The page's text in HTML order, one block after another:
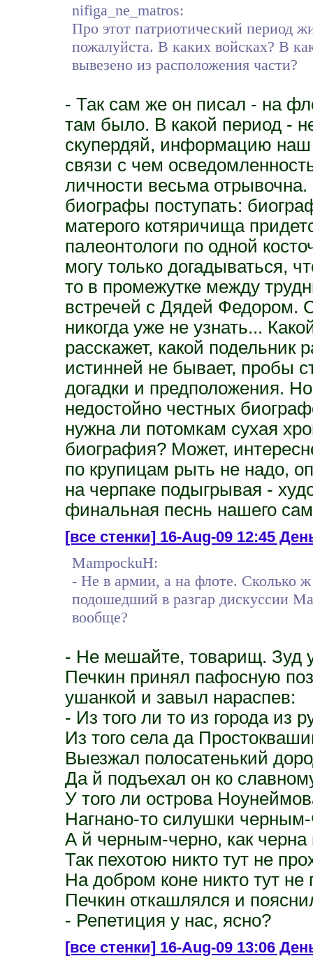
nifiga_ne_matros:
Про этот патриотический период
пожалуйста. В каких войсках? В
вывезено из расположения части?
- Так сам же он писал - на
там было. В какой период -
скупердяй, информацию наш
связи с чем
личности весьма
биографы поступать:
матерого котяричища
палеонтологи по одной
могу только догадываться,
то в промежутке между
встречей с Дядей Федором.
никогда уже не узнать...
расскажет, какой подельник
истинней не бывает, пробы
догадки и предположения.
недостойно честных
нужна ли потомкам сухая
биография? Может,
по крупицам рыть не надо,
на черпаке подыгрывая -
финальная песнь нашего
[все стенки]16-Aug-09 12:45
MampockuH:
- Не в армии, а на флоте. Сколько
подошедший в разгар дискуссии
вообще?
- Не мешайте, товарищ. Зуд
Печкин принял пафосную
ушанкой и завыл нараспев:
- Из того ли то из города из
Из того села да
Выезжал полосатенький
Да й подъехал он ко
У того ли острова
Нагнано-то силушки
А й черным-черно, как черна
Так пехотою никто тут не
На добром коне никто тут не
Печкин откашлялся и
- Репетиция у нас, ясно?
[все стенки]16-Aug-09 13:06